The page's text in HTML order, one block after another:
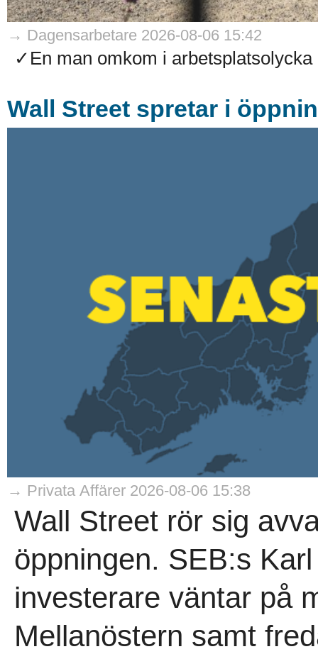
→ Dagensarbetare 2026-08-06 15:42
✓En man omkom i
Wall Street spretar i
→ Privata Affärer 2026-08-06 15:38
Wall Street rör sig
öppningen. SEB:s
investerare väntar på
Mellanöstern samt